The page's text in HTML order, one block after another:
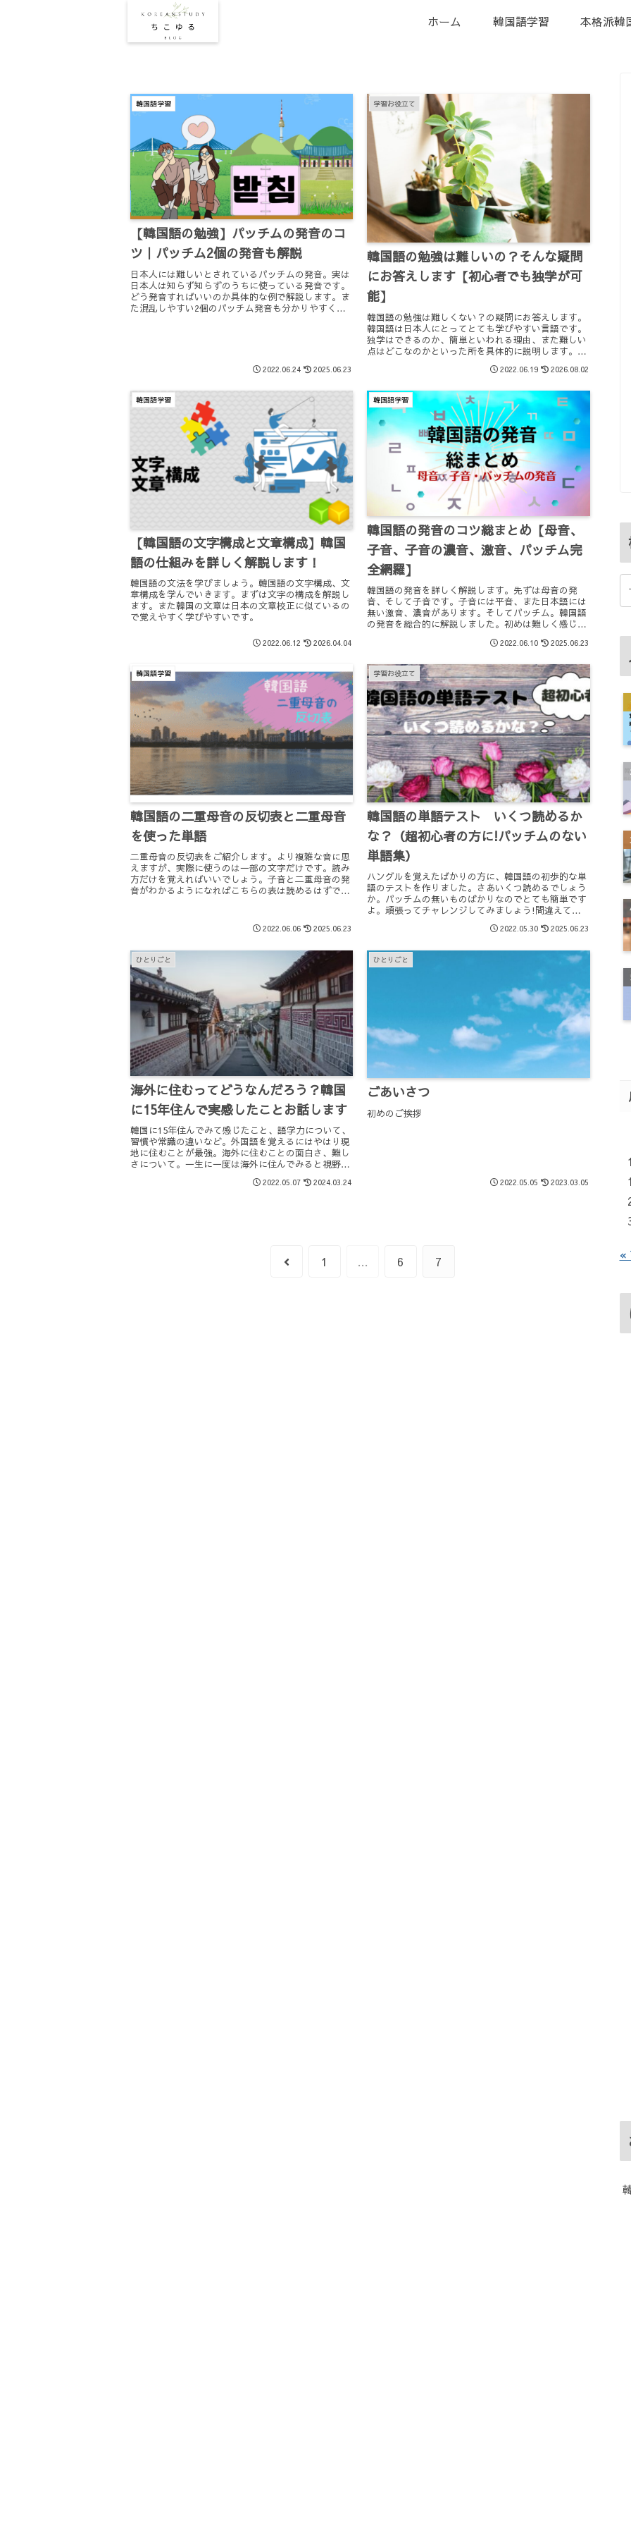
ホーム 韓国語学習 本格派韓
韓国語学習
【韓国語の勉強】パッチムの発音のコ
ツ｜パッチム2個の発音も解説
日本人には難しいとされているパッチムの発音。実は
日本人は知らず知らずのうちに使っている発音です。
どう発音すればいいのか具体的な例で解説します。ま
た混乱しやすい2個のパッチム発音も分かりやすく説
2022.06.24 2025.06.23
学習お役立て
韓国語の勉強は難しいの？そんな疑問
にお答えします【初心者でも独学が可
能】
韓国語の勉強は難しくない？の疑問にお答えします。
韓国語は日本人にとってとても学びやすい言語です。
独学はできるのか、簡単といわれる理由、また難しい
点はどこなのかといった所を具体的に説明します。独
2022.06.19 2026.08.02
韓国語学習
【韓国語の文字構成と文章構成】韓国
語の仕組みを詳しく解説します！
韓国語の文法を学びましょう。韓国語の文字構成、文
章構成を学んでいきます。まずは文字の構成を解説し
ます。また韓国の文章は日本の文章校正に似ているの
で覚えやすく学びやすいです。
2022.06.12 2026.04.04
韓国語学習
韓国語の発音のコツ総まとめ【母音、
子音、子音の濃音、激音、パッチム完
全網羅】
韓国語の発音を詳しく解説します。先ずは母音の発
音、そして子音です。子音には平音、また日本語には
無い激音、濃音があります。そしてパッチム。韓国語
の発音を総合的に解説しました。初めは難しく感じる
2022.06.10 2025.06.23
韓国語学習
韓国語の二重母音の反切表と二重母音
を使った単語
二重母音の反切表をご紹介します。より複雑な音に思
えますが、実際に使うのは一部の文字だけです。読み
方だけを覚えればいいでしょう。子音と二重母音の発
音がわかるようになればこちらの表は読めるはずで
2022.06.06 2025.06.23
学習お役立て
韓国語の単語テスト いくつ読めるか
な？（超初心者の方に!パッチムのない
単語集）
ハングルを覚えたばかりの方に、韓国語の初歩的な単
語のテストを作りました。さあいくつ読めるでしょう
か。パッチムの無いものばかりなのでとても簡単です
よ。頑張ってチャレンジしてみましょう!間違えても
2022.05.30 2025.06.23
ひとりごと
海外に住むってどうなんだろう？韓国
に15年住んで実感したことお話します
韓国に15年住んでみて感じたこと、語学力について、
習慣や常識の違いなど。外国語を覚えるにはやはり現
地に住むことが最強。海外に住むことの面白さ、難し
さについて。一生に一度は海外に住んでみると視野も
2022.05.07 2024.03.24
ひとりごと
ごあいさつ
初めのご挨拶
2022.05.05 2023.03.05
前
1 … 6 7 «